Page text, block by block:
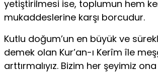
yetiştirilmesi ise, toplumun hem
mukaddesle­rine karşı borcudur.
Kutlu doğum’un en büyük ve
demek olan Kur’an-ı Kerîm île
arttırmalıyız. Bizim her şeyimiz ona